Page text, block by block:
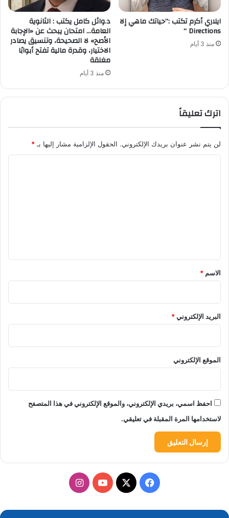
ايلاري أكرم تكتب :”حياتك ماهي إلا
Directions “
منذ 3 أيام
د.وائل كامل يكتب : الثانوية
العامة… امتحان يبحث عن «الإجابة
الأصح» لا الصحيحة، وتنسيق يصادر
الاختيار، وقدرة مالية تفتح أبوابًا
مغلقة
منذ 3 أيام
اترك تعليقاً
لن يتم نشر عنوان بريدك الإلكتروني. الحقول الإلزامية مشار إليها بـ*
*
الاسم *
البريد الإلكتروني*
الموقع الإلكتروني
احفظ اسمي، بريدي الإلكتروني، والموقع الإلكتروني في هذا المتصفح
لاستخدامها المرة المقبلة في تعليقي.
فيسبوك
‫X
‫YouTubeانستقرام